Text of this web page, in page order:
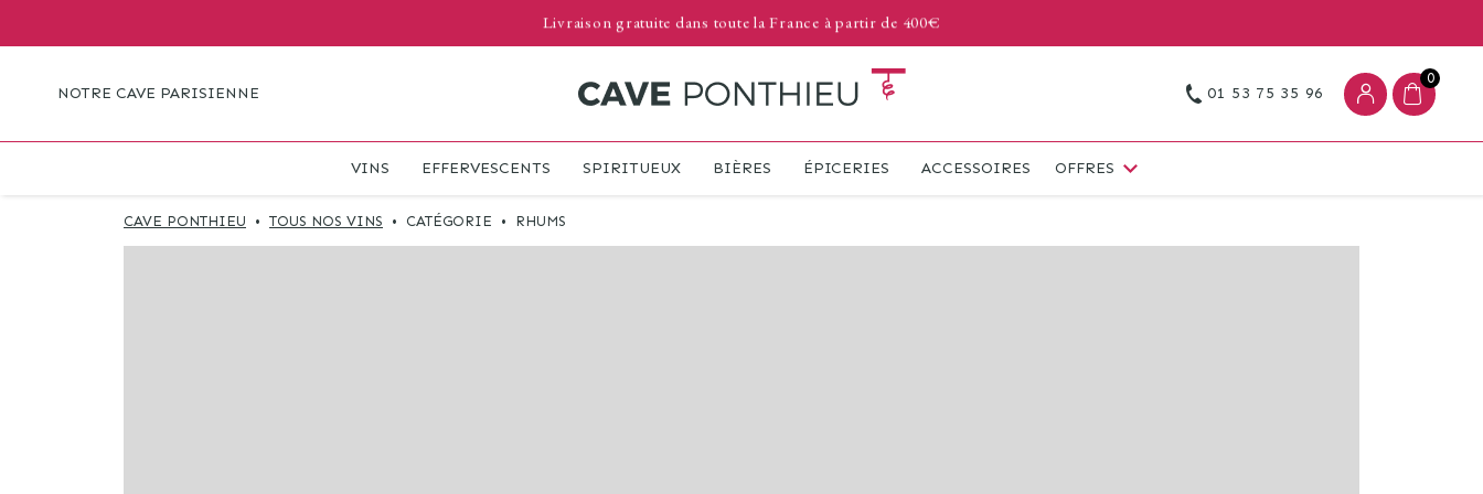
Livraison gratuite dans toute la France à partir de 400€
NOTRE CAVE PARISIENNE 01 53 75 35 96
0
VINS EFFERVESCENTS SPIRITUEUX BIÈRES ÉPICERIES ACCESSOIRES OFFRES
CAVE PONTHIEU • TOUS NOS VINS • CATÉGORIE • RHUMS